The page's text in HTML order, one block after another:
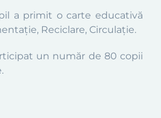
a primit o carte educativă
Reciclare, Circulație.
un număr de 80 copii